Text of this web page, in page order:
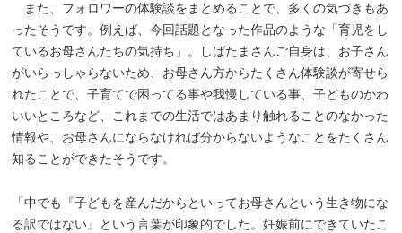
また、フォロワーの体験談をまとめることで、多くの気づきもあ
ったそうです。例えば、今回話題となった作品のような「育児をし
ているお母さんたちの気持ち」。しばたまさんご自身は、お子さん
がいらっしゃらないため、お母さん方からたくさん体験談が寄せら
れたことで、子育てで困ってる事や我慢している事、子どものかわ
いいところなど、これまでの生活ではあまり触れることのなかった
情報や、お母さんにならなければ分からないようなことをたくさん
知ることができたそうです。
「中でも『子どもを産んだからといってお母さんという生き物にな
る訳ではない』という言葉が印象的でした。妊娠前にできていたこ